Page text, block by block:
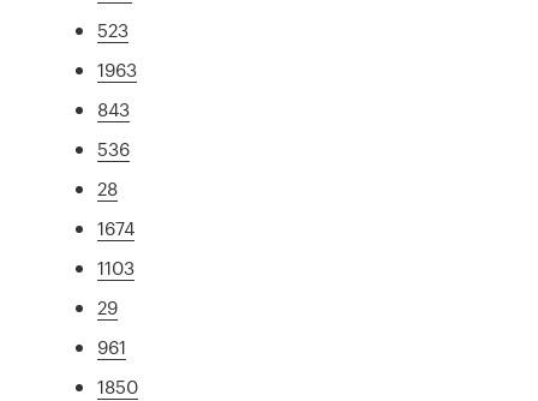
523
1963
843
536
28
1674
1103
29
961
1850